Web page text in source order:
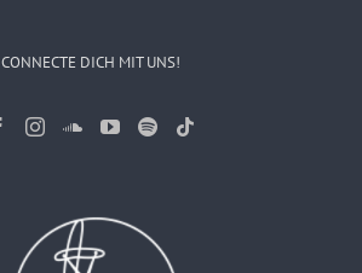
CONNECTE DICH MIT UNS!